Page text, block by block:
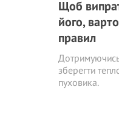
Щоб
його,
правил
зберегти
пуховика.